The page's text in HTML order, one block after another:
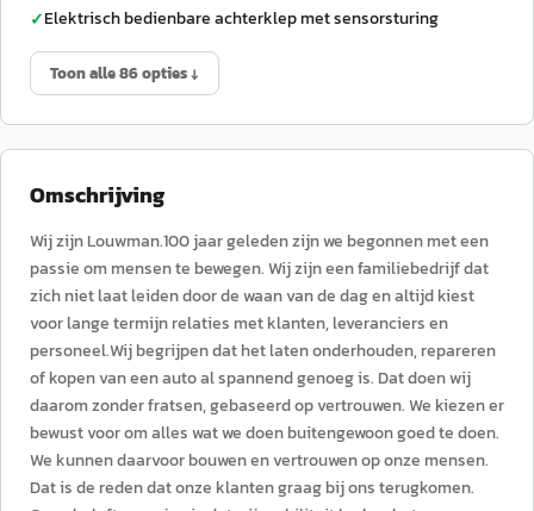
✓Elektrisch bedienbare achterklep met sensorsturing
Toon alle 86 opties ↓
Omschrijving
Wij zijn Louwman.100 jaar geleden zijn we begonnen met een
passie om mensen te bewegen. Wij zijn een familiebedrijf dat
zich niet laat leiden door de waan van de dag en altijd kiest
voor lange termijn relaties met klanten, leveranciers en
personeel.Wij begrijpen dat het laten onderhouden, repareren
of kopen van een auto al spannend genoeg is. Dat doen wij
daarom zonder fratsen, gebaseerd op vertrouwen. We kiezen er
bewust voor om alles wat we doen buitengewoon goed te doen.
We kunnen daarvoor bouwen en vertrouwen op onze mensen.
Dat is de reden dat onze klanten graag bij ons terugkomen.